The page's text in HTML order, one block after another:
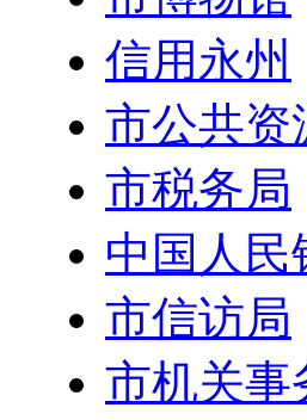
信用永州
市公共资
市税务局
中国人民
市信访局
市机关事